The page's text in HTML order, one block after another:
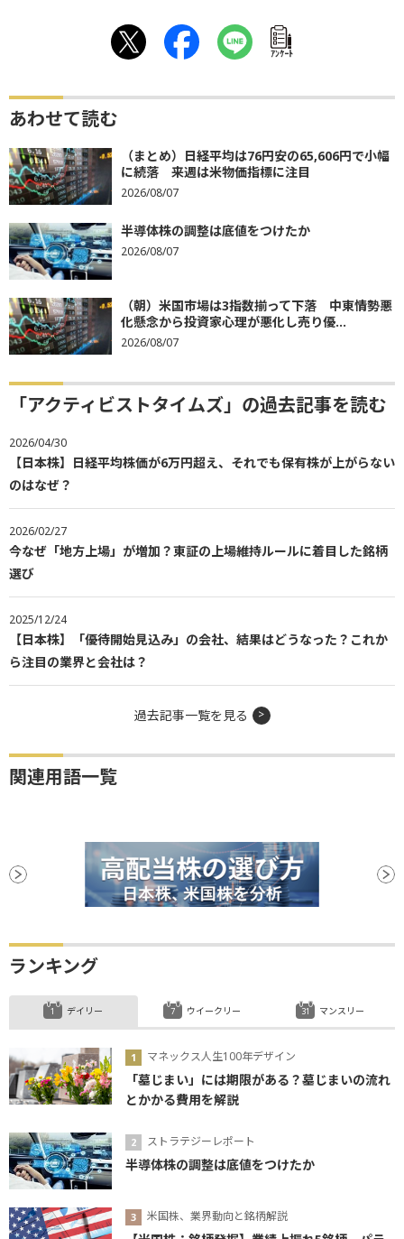
ｱﾝｹｰﾄ
あわせて読む
（まとめ）日経平均は76円安の65,606円で小幅
に続落 来週は米物価指標に注目
2026/08/07
半導体株の調整は底値をつけたか
2026/08/07
（朝）米国市場は3指数揃って下落 中東情勢悪
化懸念から投資家心理が悪化し売り優...
2026/08/07
「アクティビストタイムズ」の過去記事を読む
2026/04/30
【日本株】日経平均株価が6万円超え、それでも保有株が上がらない
のはなぜ？
2026/02/27
今なぜ「地方上場」が増加？東証の上場維持ルールに着目した銘柄
選び
2025/12/24
【日本株】「優待開始見込み」の会社、結果はどうなった？これか
ら注目の業界と会社は？
過去記事一覧を見る
関連用語一覧
ランキング
デイリー
マネックス人生100年デザイン
「墓じまい」には期限がある？墓じまいの流れ
とかかる費用を解説
ストラテジーレポート
半導体株の調整は底値をつけたか
米国株、業界動向と銘柄解説
ウイークリー マンスリー